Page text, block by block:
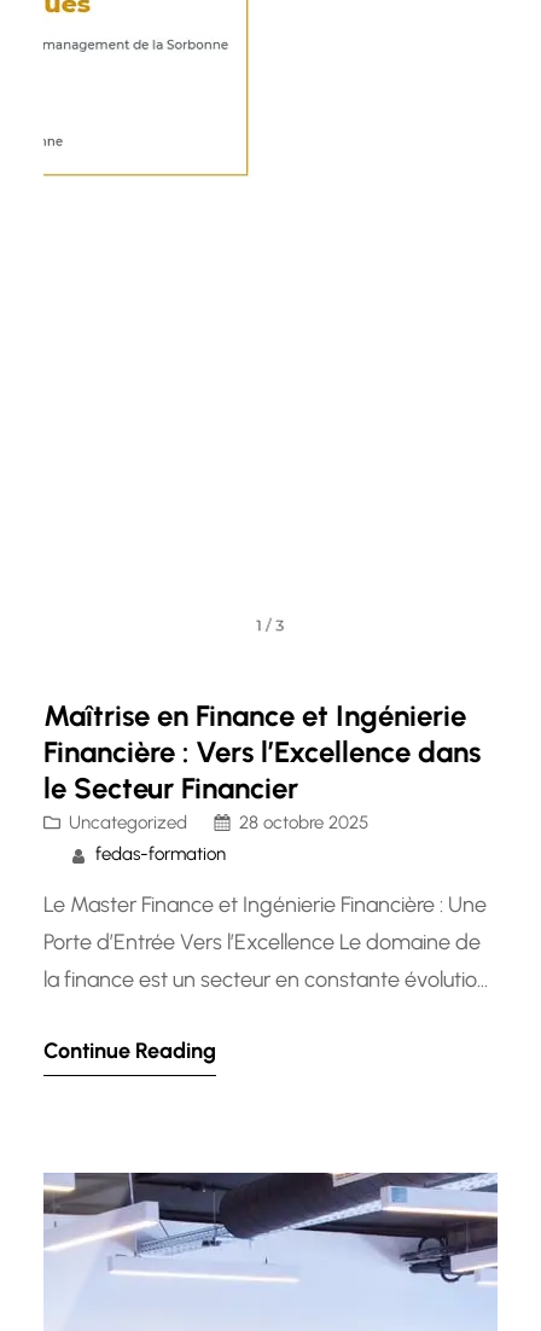
Maîtrise en Finance et Ingénierie
Financière : Vers l’Excellence dans
le Secteur Financier
Uncategorized
28 octobre 2025
fedas-formation
Le Master Finance et Ingénierie Financière : Une
Porte d’Entrée Vers l’Excellence Le domaine de
la finance est un secteur en constante évolution,
et compétents pour naviguer dans un
Financière, une formation de pointe conçue pour
former les futurs…
Continue Reading